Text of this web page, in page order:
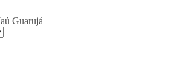
Guarujá